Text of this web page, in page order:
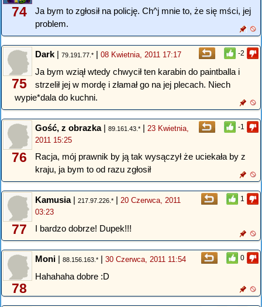
74
Ja bym to zgłosił na policję. Ch^j mnie to, że się mści, jej
problem.
-2
75
Dark | 79.191.77.* | 08 Kwietnia, 2011 17:17
Ja bym wziął wtedy chwycił ten karabin do paintballa i
strzelił jej w mordę i złamał go na jej plecach. Niech
wypie*dala do kuchni.
-1
76
Gość, z obrazka| 89.161.43.* | 23 Kwietnia,
2011 15:25
Racja, mój prawnik by ją tak wysączył że uciekała by z
kraju, ja bym to od razu zgłosił
1
77
Kamusia| 217.97.226.* | 20 Czerwca, 2011
03:23
I bardzo dobrze! Dupek!!!
0
78
Moni | 88.156.163.* | 30 Czerwca, 2011 11:54
Hahahaha dobre :D